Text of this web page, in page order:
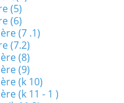
(5)
(6)
(7 .1)
(7.2)
(8)
(9)
(k 10)
(k 11 - 1 )